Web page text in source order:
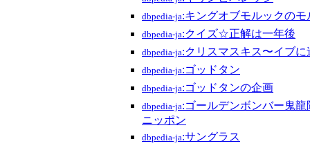
dbpedia-ja:キングオブモルックの
dbpedia-ja:クイズ☆正解は一年後
dbpedia-ja:クリスマスキス〜イブ
dbpedia-ja:ゴッドタン
dbpedia-ja:ゴッドタンの企画
dbpedia-ja:ゴールデンボンバー鬼
ニッポン
dbpedia-ja:サングラス